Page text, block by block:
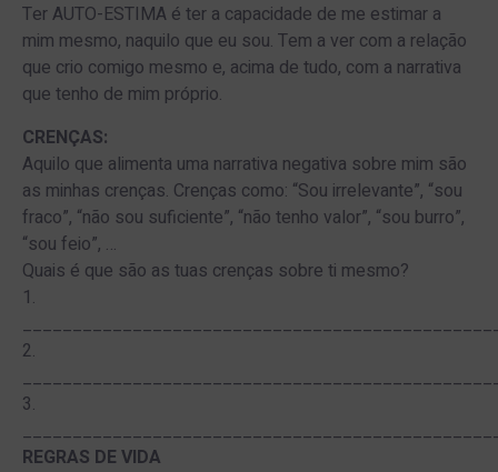
Ter AUTO-ESTIMA é ter a capacidade de me estimar a
mim mesmo, naquilo que eu sou. Tem a ver com a relação
que crio comigo mesmo e, acima de tudo, com a narrativa
que tenho de mim próprio.
CRENÇAS:
Aquilo que alimenta uma narrativa negativa sobre mim são
as minhas crenças. Crenças como: “Sou irrelevante”, “sou
fraco”, “não sou suficiente”, “não tenho valor”, “sou burro”,
“sou feio”, …
Quais é que são as tuas crenças sobre ti mesmo?
1.
2.
3.
REGRAS DE VIDA